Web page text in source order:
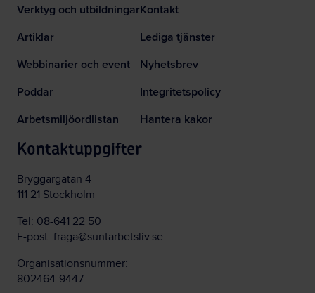
Verktyg och utbildningar
Artiklar
Webbinarier och event
Poddar
Arbetsmiljöordlistan
Kontakt
Lediga tjänster
Nyhetsbrev
Integritetspolicy
Hantera kakor
Kontaktuppgifter
Bryggargatan 4
111 21 Stockholm
Tel: 08-641 22 50
E-post: fraga@suntarbetsliv.se
Organisationsnummer:
802464-9447